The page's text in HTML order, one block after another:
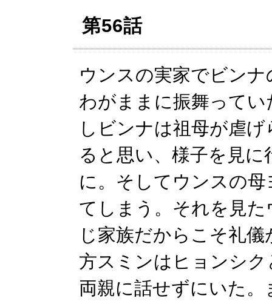
第56話
ウンスの実家でビンナ
わがままに振舞ってい
しビンナは祖母が虐
ると思い、様子を見に
に。そしてウンスの
てしまう。それを見
じ家族だからこそ礼
方スミンはヒョンシ
両親に話せずにいた